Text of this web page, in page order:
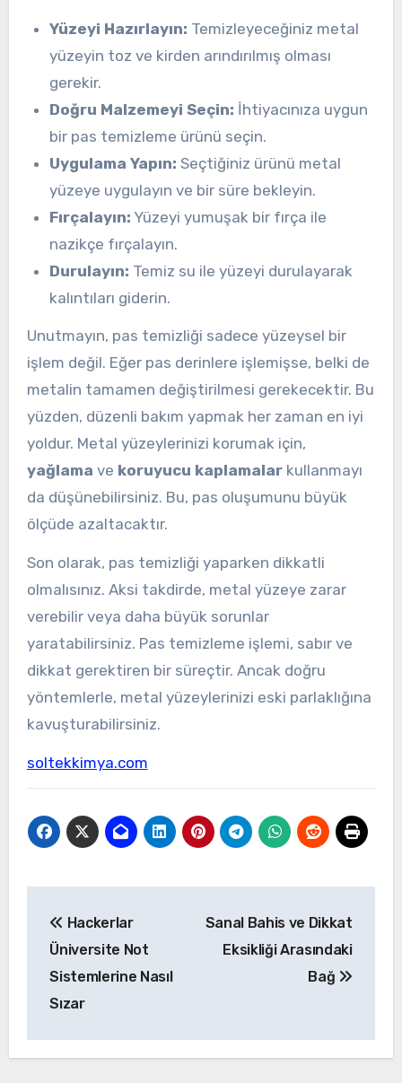
Yüzeyi Hazırlayın: Temizleyeceğiniz metal
yüzeyin toz ve kirden arındırılmış olması
gerekir.
Doğru Malzemeyi Seçin: İhtiyacınıza uygun
bir pas temizleme ürünü seçin.
Uygulama Yapın: Seçtiğiniz ürünü metal
yüzeye uygulayın ve bir süre bekleyin.
Fırçalayın: Yüzeyi yumuşak bir fırça ile
nazikçe fırçalayın.
Durulayın: Temiz su ile yüzeyi durulayarak
kalıntıları giderin.
Unutmayın, pas temizliği sadece yüzeysel bir
işlem değil. Eğer pas derinlere işlemişse, belki de
metalin tamamen değiştirilmesi gerekecektir. Bu
yüzden, düzenli bakım yapmak her zaman en iyi
yoldur. Metal yüzeylerinizi korumak için,
yağlama ve koruyucu kaplamalarkullanmayı
da düşünebilirsiniz. Bu, pas oluşumunu büyük
ölçüde azaltacaktır.
Son olarak, pas temizliği yaparken dikkatli
olmalısınız. Aksi takdirde, metal yüzeye zarar
verebilir veya daha büyük sorunlar
yaratabilirsiniz. Pas temizleme işlemi, sabır ve
dikkat gerektiren bir süreçtir. Ancak doğru
yöntemlerle, metal yüzeylerinizi eski parlaklığına
kavuşturabilirsiniz.
soltekkimya.com
gezinmesi
Hackerlar
Üniversite Not
Sistemlerine Nasıl
Sızar
Sanal Bahis ve Dikkat
Eksikliği Arasındaki
Bağ